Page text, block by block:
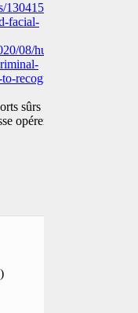
facial-
08/hundreds-
recognize-
sûrs
opérer?